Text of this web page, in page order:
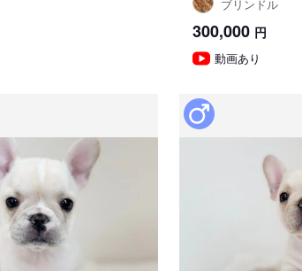
ブリンドル
300,000 円
動画あり